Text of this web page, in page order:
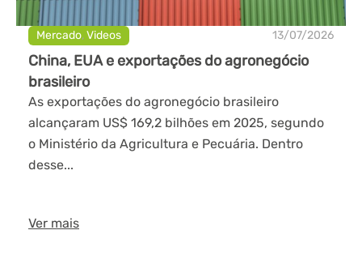
Mercado,Videos 13/07/2026
China, EUA e exportações do agronegócio
brasileiro
As exportações do agronegócio brasileiro
alcançaram US$ 169,2 bilhões em 2025, segundo
o Ministério da Agricultura e Pecuária. Dentro
desse...
Ver mais